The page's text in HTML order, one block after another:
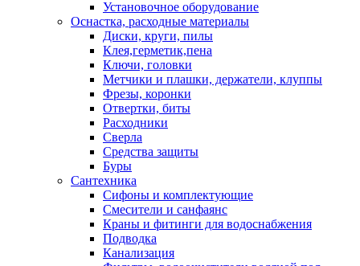
Установочное оборудование
Оснастка, расходные материалы
Диски, круги, пилы
Клея,герметик,пена
Ключи, головки
Метчики и плашки, держатели, клуппы
Фрезы, коронки
Отвертки, биты
Расходники
Сверла
Средства защиты
Буры
Сантехника
Сифоны и комплектующие
Смесители и санфаянс
Краны и фитинги для водоснабжения
Подводка
Канализация